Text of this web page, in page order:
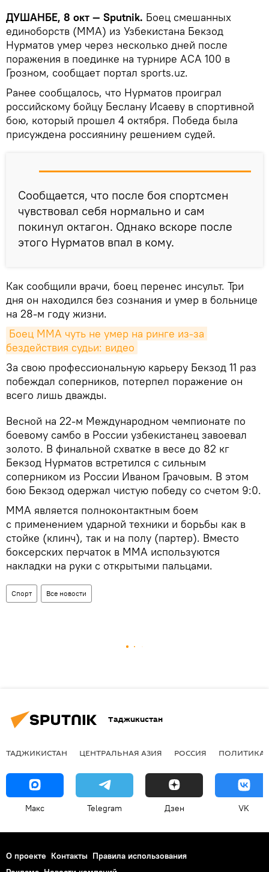
ДУШАНБЕ, 8 окт — Sputnik. Боец смешанных
единоборств (MMA) из Узбекистана Бекзод
Нурматов умер через несколько дней после
поражения в поединке на турнире ACA 100 в
Грозном, сообщает портал sports.uz.
Ранее сообщалось, что Нурматов проиграл
российскому бойцу Беслану Исаеву в спортивной
бою, который прошел 4 октября. Победа была
присуждена россиянину решением судей.
Сообщается, что после боя спортсмен
чувствовал себя нормально и сам
покинул октагон. Однако вскоре после
этого Нурматов впал в кому.
Как сообщили врачи, боец перенес инсульт. Три
дня он находился без сознания и умер в больнице
на 28-м году жизни.
Боец MMA чуть не умер на ринге из-за
бездействия судьи: видео
За свою профессиональную карьеру Бекзод 11 раз
побеждал соперников, потерпел поражение он
всего лишь дважды.
Весной на 22-м Международном чемпионате по
боевому самбо в России узбекистанец завоевал
золото. В финальной схватке в весе до 82 кг
Бекзод Нурматов встретился с сильным
соперником из России Иваном Грачовым. В этом
бою Бекзод одержал чистую победу со счетом 9:0.
ММА является полноконтактным боем
с применением ударной техники и борьбы как в
стойке (клинч), так и на полу (партер). Вместо
боксерских перчаток в ММА используются
накладки на руки с открытыми пальцами.
Спорт Все новости
Таджикистан
ТАДЖИКИСТАН ЦЕНТРАЛЬНАЯ АЗИЯ РОССИЯ ПОЛИТИКА
Макс Telegram Дзен VK
О проекте Контакты Правила использования